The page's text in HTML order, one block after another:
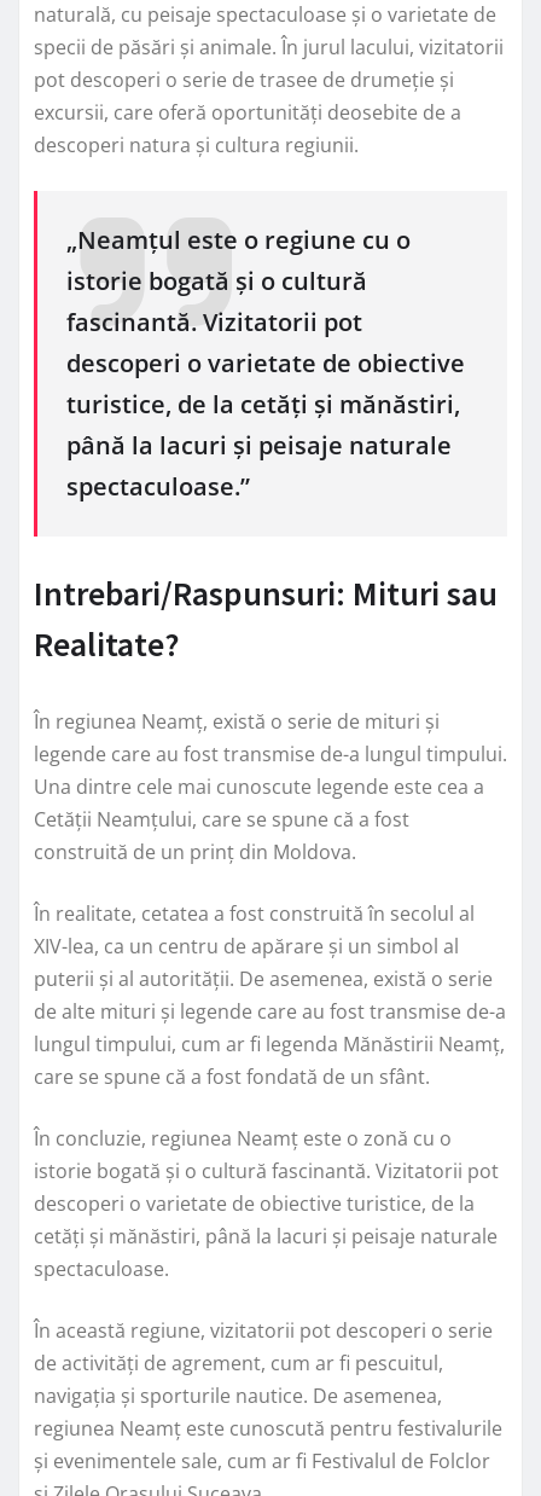
naturală, cu peisaje spectaculoase și o varietate de
specii de păsări și animale. În jurul lacului, vizitatorii
pot descoperi o serie de trasee de drumeție și
excursii, care oferă oportunități deosebite de a
descoperi natura și cultura regiunii.
„Neamțul este o regiune cu o
istorie bogată și o cultură
fascinantă. Vizitatorii pot
descoperi o varietate de obiective
turistice, de la cetăți și mănăstiri,
până la lacuri și peisaje naturale
spectaculoase.”
Intrebari/Raspunsuri: Mituri sau
Realitate?
În regiunea Neamț, există o serie de mituri și
legende care au fost transmise de-a lungul timpului.
Una dintre cele mai cunoscute legende este cea a
Cetății Neamțului, care se spune că a fost
construită de un prinț din Moldova.
În realitate, cetatea a fost construită în secolul al
XIV-lea, ca un centru de apărare și un simbol al
puterii și al autorității. De asemenea, există o serie
de alte mituri și legende care au fost transmise de-a
lungul timpului, cum ar fi legenda Mănăstirii Neamț,
care se spune că a fost fondată de un sfânt.
În concluzie, regiunea Neamț este o zonă cu o
istorie bogată și o cultură fascinantă. Vizitatorii pot
descoperi o varietate de obiective turistice, de la
cetăți și mănăstiri, până la lacuri și peisaje naturale
spectaculoase.
În această regiune, vizitatorii pot descoperi o serie
de activități de agrement, cum ar fi pescuitul,
navigația și sporturile nautice. De asemenea,
regiunea Neamț este cunoscută pentru festivalurile
și evenimentele sale, cum ar fi Festivalul de Folclor